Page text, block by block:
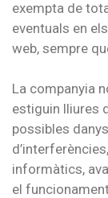
exempta de
eventuals en
web, sempre
La companyia
estiguin lliures
possibles
informàtics,
el